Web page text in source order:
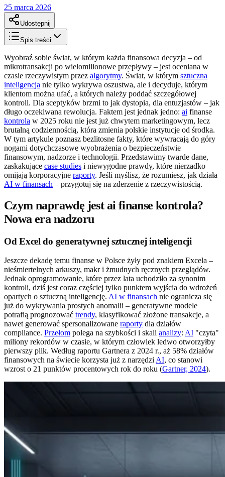
25 marca 2026
Udostępnij
Spis treści
Wyobraź sobie świat, w którym każda finansowa decyzja – od
mikrotransakcji po wielomilionowe przepływy – jest oceniana w
czasie rzeczywistym przez algorytmy. Świat, w którym sztuczna
inteligencja nie tylko wykrywa oszustwa, ale i decyduje, którym
klientom można ufać, a których należy poddać szczegółowej
kontroli. Dla sceptyków brzmi to jak dystopia, dla entuzjastów – jak
długo oczekiwana rewolucja. Faktem jest jednak jedno: ai finanse
kontrola w 2025 roku nie jest już chwytem marketingowym, lecz
brutalną codziennością, która zmienia polskie instytucje od środka.
W tym artykule poznasz bezlitosne fakty, które wywracają do góry
nogami dotychczasowe wyobrażenia o bezpieczeństwie
finansowym, nadzorze i technologii. Przedstawimy twarde dane,
zaskakujące case studies i niewygodne prawdy, które nierzadko
omijają korporacyjne raporty. Jeśli myślisz, że rozumiesz, jak działa
AI w finansach – przygotuj się na zderzenie z rzeczywistością.
Czym naprawdę jest ai finanse kontrola?
Nowa era nadzoru
Od Excel do generatywnej sztucznej inteligencji
Jeszcze dekadę temu finanse w Polsce żyły pod znakiem Excela –
nieśmiertelnych arkuszy, makr i żmudnych ręcznych przeglądów.
Jednak oprogramowanie, które przez lata uchodziło za synonim
kontroli, dziś jest coraz częściej tylko punktem wyjścia do wdrożeń
opartych o sztuczną inteligencję. AI w finansach nie ogranicza się
już do wykrywania prostych anomalii – generatywne modele
potrafią prognozować trendy, klasyfikować złożone transakcje, a
nawet generować spersonalizowane raporty dla działów
compliance. Przełom polega na szybkości i skali analizy: AI "czyta"
miliony rekordów w czasie, w którym człowiek ledwo otworzyłby
pierwszy plik. Według raportu Gartnera z 2024 r., aż 58% działów
finansowych na świecie korzysta już z narzędzi AI, co stanowi
wzrost o 21 punktów procentowych rok do roku (Gartner, 2024).